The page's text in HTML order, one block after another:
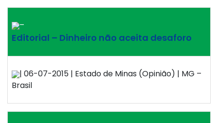
–
Editorial – Dinheiro não aceita desaforo
| 06-07-2015 | Estado de Minas (Opinião) | MG –
Brasil